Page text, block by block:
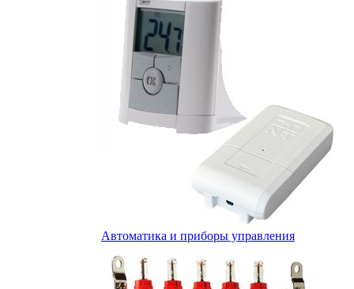
Автоматика и приборы управления